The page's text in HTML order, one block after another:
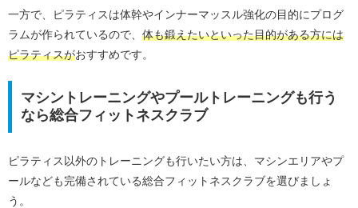
一方で、ピラティスは体幹やインナーマッスル強化の目的にプログ
ラムが作られているので、 体も鍛えたいといった目的がある方には
ピラティスがおすすめです。
マシントレーニングやプールトレーニングも行う
なら総合フィットネスクラブ
ピラティス以外のトレーニングも行いたい方は、マシンエリアやプ
ールなども完備されている総合フィットネスクラブを選びましょ
う。